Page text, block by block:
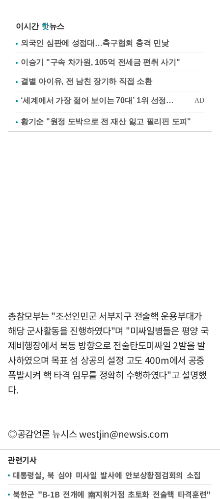
이시간 핫뉴스
외국인 심판에 성접대…축구협회 충격 민낯
이승기 "구속 차가원, 105억 전세금 편취 사기"
결별 아이유, 전 남친 장기하 직접 소환
황기순 "원정 도박으로 전 재산 잃고 필리핀 도피"
총참모부는 "조선인민군 서부지구 전술핵 운용부대가
해당 군사활동을 진행하였다"며 "미싸일병들은 평양 국
제비행장에서 북동 방향으로 전술탄도미싸일 2발을 발
사하였으며 목표 섬 상공의 설정 고도 400m에서 공중
폭발시켜 핵 타격 임무를 정확히 수행하였다"고 설명했
다.
◎공감언론 뉴시스westjin@newsis.com
관련기사
대통령실, 북 심야 미사일 발사에 안보상황점검회의 소집
북한군 "B-1B 전개에 南지휘거점 초토화 전술핵 타격훈련"